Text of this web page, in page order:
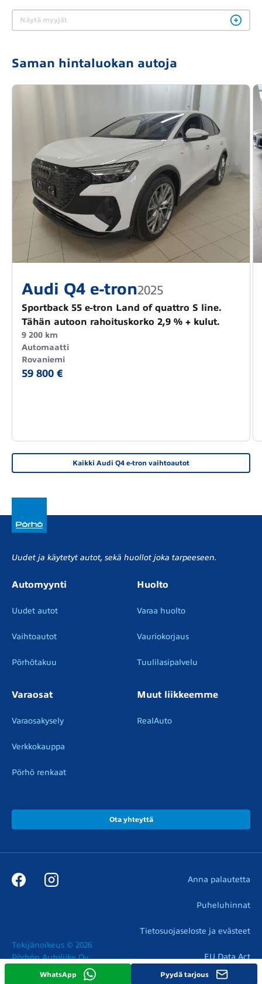
WhatsApp Pyydä tarjous
Näytä myyjät
Saman hintaluokan autoja
Audi Q4 e-tron2025
Sportback 55 e-tron Land of quattro S line.
Tähän autoon rahoituskorko 2,9 % + kulut.
9 200 km
Automaatti
Rovaniemi
59 800 €
Kaikki Audi Q4 e-tron vaihtoautot
Uudet ja käytetyt autot, sekä huollot joka tarpeeseen.
Automyynti
Uudet autot
Vaihtoautot
Pörhötakuu
Huolto
Varaa huolto
Vauriokorjaus
Tuulilasipalvelu
Varaosat
Varaosakysely
Verkkokauppa
Pörhö renkaat
Muut liikkeemme
RealAuto
Ota yhteyttä
Tekijänoikeus © 2026
Pörhön Autoliike Oy
Anna palautetta
Puheluhinnat
Tietosuojaseloste ja evästeet
EU Data Act